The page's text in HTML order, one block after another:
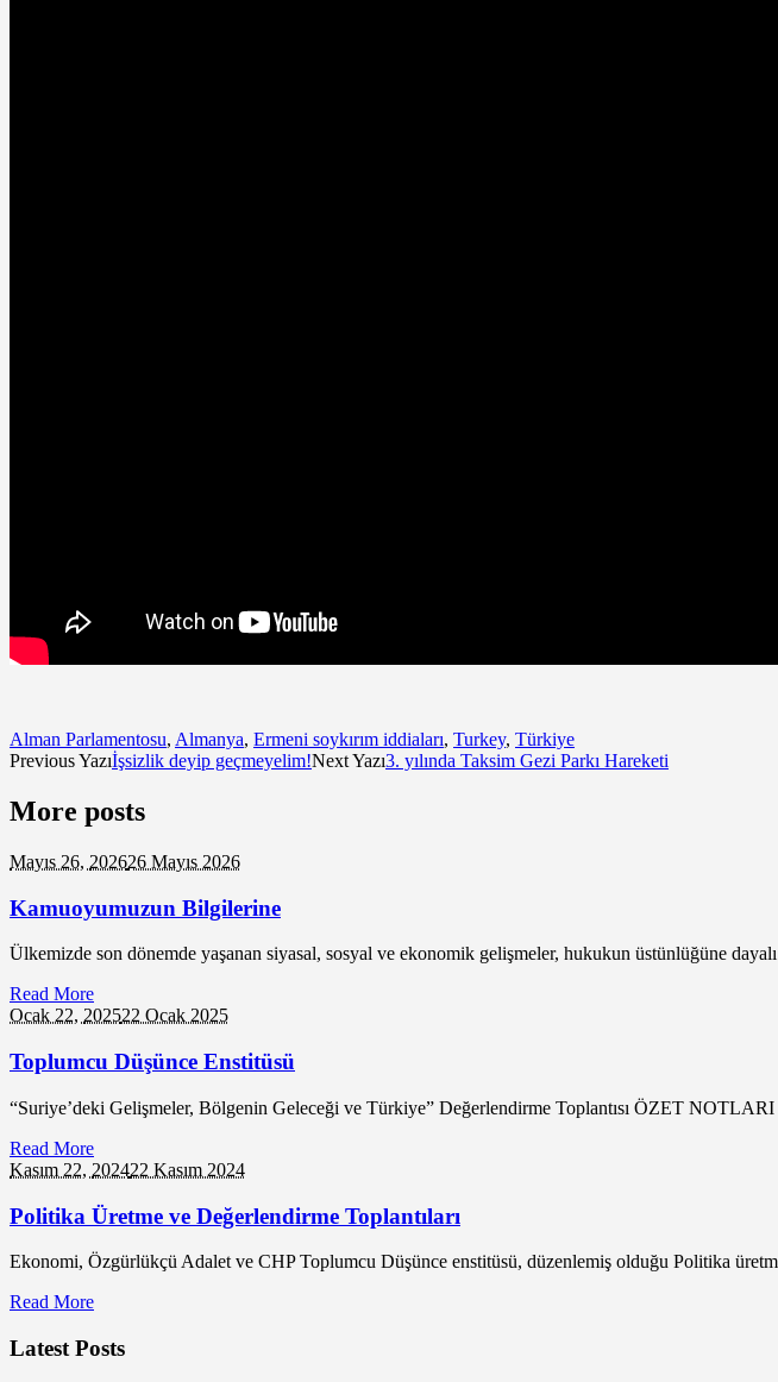
Alman Parlamentosu, Almanya, Ermeni soykırım iddiaları, Turkey, Türkiye
Previous Yazıİşsizlik deyip geçmeyelim!Next Yazı3. yılında Taksim Gezi Parkı Hareketi
More posts
Mayıs 26, 202626 Mayıs 2026
Kamuoyumuzun Bilgilerine
Ülkemizde son dönemde yaşanan siyasal, sosyal ve ekonomik gelişmeler, hukukun üstünlüğüne
Read More
Ocak 22, 202522 Ocak 2025
Toplumcu Düşünce Enstitüsü
“Suriye’deki Gelişmeler, Bölgenin Geleceği ve Türkiye” Değerlendirme Toplantısı ÖZET
Read More
Kasım 22, 202422 Kasım 2024
Politika Üretme ve Değerlendirme Toplantıları
Ekonomi, Özgürlükçü Adalet ve CHP Toplumcu Düşünce enstitüsü, düzenlemiş olduğu Politika
Read More
Latest Posts